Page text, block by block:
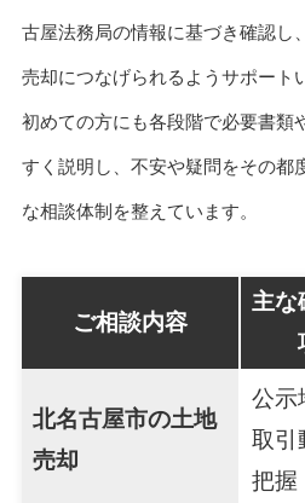
古屋法務局の情報に基づき確認し
売却につなげられるようサポート
初めての方にも各段階で必要書類
すく説明し、不安や疑問をその都
な相談体制を整えています。
ご相談内容
主な
北名古屋市の土地
売却
公示
取引
把握